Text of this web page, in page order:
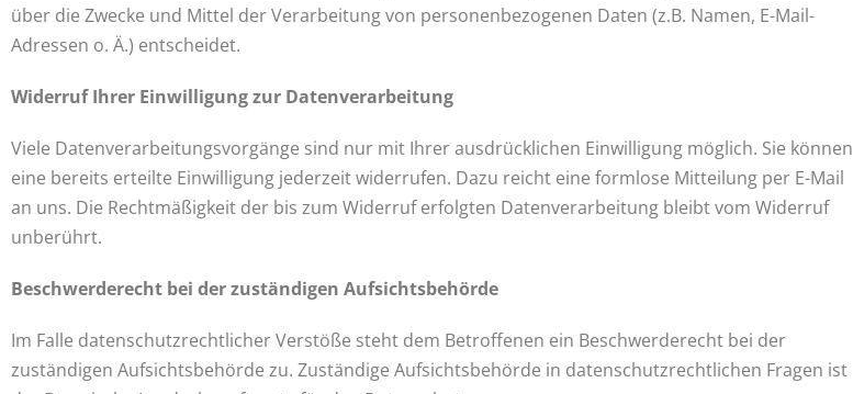
über die Zwecke und Mittel der Verarbeitung von personenbezogenen Daten (z.B. Namen, E-Mail-
Adressen o. Ä.) entscheidet.
Widerruf Ihrer Einwilligung zur Datenverarbeitung
Viele Datenverarbeitungsvorgänge sind nur mit Ihrer ausdrücklichen Einwilligung möglich. Sie können
eine bereits erteilte Einwilligung jederzeit widerrufen. Dazu reicht eine formlose Mitteilung per E-Mail
an uns. Die Rechtmäßigkeit der bis zum Widerruf erfolgten Datenverarbeitung bleibt vom Widerruf
unberührt.
Beschwerderecht bei der zuständigen Aufsichtsbehörde
Im Falle datenschutzrechtlicher Verstöße steht dem Betroffenen ein Beschwerderecht bei der
zuständigen Aufsichtsbehörde zu. Zuständige Aufsichtsbehörde in datenschutzrechtlichen Fragen ist